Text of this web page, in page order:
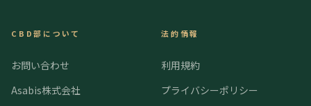
CBD部について
お問い合わせ
Asabis株式会社
法的情報
利用規約
プライバシーポリシー